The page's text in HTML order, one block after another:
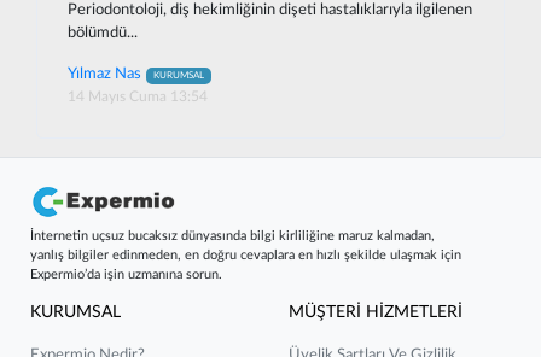
Periodontoloji, diş hekimliğinin dişeti hastalıklarıyla ilgilenen
bölümdü...
Yılmaz Nas KURUMSAL
14 Mayıs Cuma 13:54
İnternetin uçsuz bucaksız dünyasında bilgi kirliliğine maruz kalmadan,
yanlış bilgiler edinmeden, en doğru cevaplara en hızlı şekilde ulaşmak için
Expermio’da işin uzmanına sorun.
KURUMSAL MÜŞTERİ HİZMETLERİ